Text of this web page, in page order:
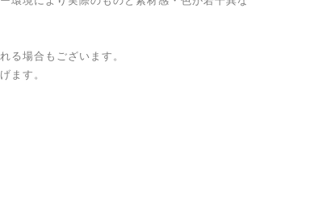
る場合もございます。
ます。